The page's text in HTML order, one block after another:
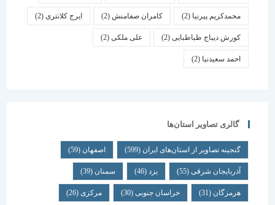
محمدکریم پیرنیا (2) کامران صفامنش(2) ایرج کلانتری (2)
کورش دیباج طباطبایی(2) علی ملکی(2)
احمد سعیدنیا (2)
گالری تصاویر استان‌ها
گنجینه تصاویر از استان‌های ایران(599) اصفهان (59)
آذربایجان شرقی(55) یزد سمنان (39)
هرمزگان(31) خراسان جنوبی(30) مرکزی (26)